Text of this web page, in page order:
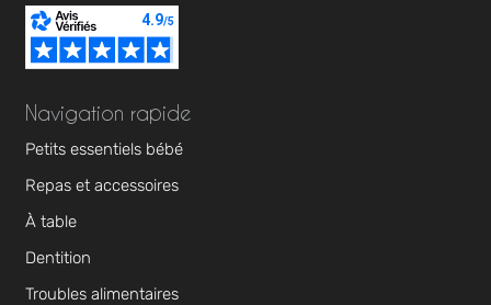
Navigation rapide
Petits essentiels bébé
Repas et accessoires
À table
Dentition
Troubles alimentaires